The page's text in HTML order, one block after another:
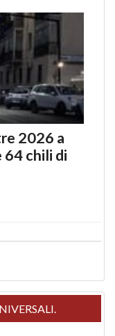
2026 a
64 chili di